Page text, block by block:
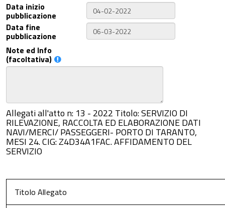
Data inizio
pubblicazione
Data fine
pubblicazione
Note ed Info
(facoltativa)
Allegati all'atto n: 13 - 2022 Titolo: SERVIZIO DI
RILEVAZIONE, RACCOLTA ED ELABORAZIONE DATI
NAVI/MERCI/ PASSEGGERI- PORTO DI TARANTO,
MESI 24. CIG: Z4D34A1FAC. AFFIDAMENTO DEL
SERVIZIO
Titolo Allegato